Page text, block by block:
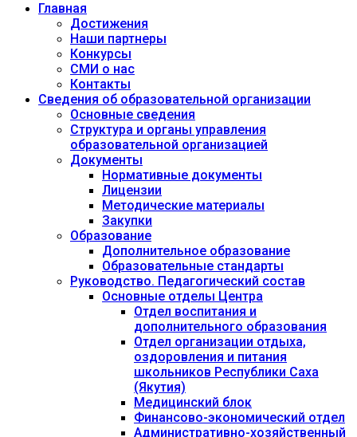
Главная
Достижения
Наши партнеры
Конкурсы
СМИ о нас
Контакты
Сведения об образовательной организации
Основные сведения
Структура и органы управления
образовательной организацией
Документы
Нормативные документы
Лицензии
Методические материалы
Закупки
Образование
Дополнительное образование
Образовательные стандарты
Руководство. Педагогический состав
Основные отделы Центра
Отдел воспитания и
дополнительного образования
Отдел организации отдыха,
оздоровления и питания
школьников Республики Саха
(Якутия)
Медицинский блок
Финансово-экономический отдел
Административно-хозяйственный